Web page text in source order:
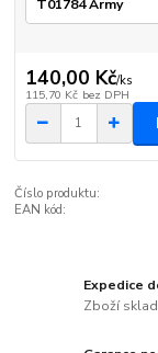
140,00 Kč/ks
115,70 Kč bez DPH
Číslo produktu:
EAN kód:
Expedice
Zboží